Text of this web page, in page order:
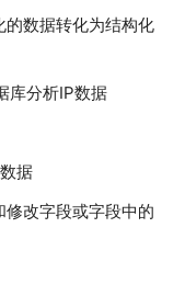
数据转化为结构化
库分析IP数据
据
改字段或字段中的